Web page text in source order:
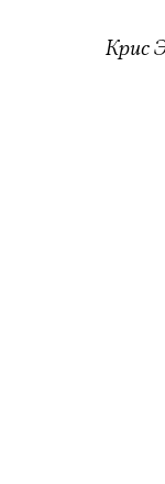
Крис